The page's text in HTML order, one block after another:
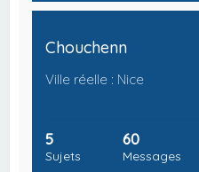
Chouchenn
Ville réelle : Nice
5
Sujets
60
Messages